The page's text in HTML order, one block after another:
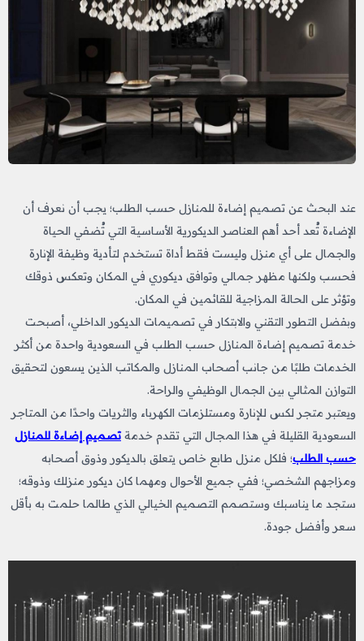
عند البحث عن تصميم إضاءة للمنازل حسب الطلب؛ يجب أن نعرف أن
الإضاءة تُعد أحد أهم العناصر الديكورية الأساسية التي تُضفي الحياة
والجمال على أي منزل وليست فقط أداة تستخدم لتأدية وظيفة الإنارة
فحسب ولكنها مظهر جمالي وتوافق ديكوري في المكان وتعكس ذوقك
وتؤثر على الحالة المزاجية للقائمين في المكان.
وبفضل التطور التقني والابتكار في تصميمات الديكور الداخلي، أصبحت
خدمة تصميم إضاءة المنازل حسب الطلب في السعودية واحدة من أكثر
الخدمات طلبًا من جانب أصحاب المنازل والمكاتب الذين يسعون لتحقيق
التوازن المثالي بين الجمال الوظيفي والراحة.
ويعتبر متجر لكس للإنارة ومستلزمات الكهرباء والثريات واحدًا من المتاجر
السعودية القليلة في هذا المجال التي تقدم خدمةتصميم إضاءة للمنازل
حسب الطلب؛ فلكل منزل طابع خاص يتعلق بالديكور وذوق أصحابه
ومزاجهم الشخصي؛ ففي جميع الأحوال ومهما كان ديكور منزلك وذوقه؛
ستجد ما يناسبك وستصمم التصميم الخيالي الذي طالما حلمت به بأقل
سعر وأفضل جودة.